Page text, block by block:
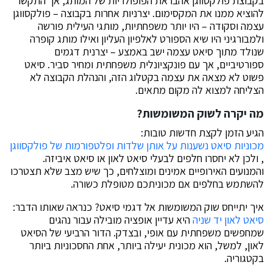
להוציא ממנו את המקסימום. יצרניות אחרות בקבוצה – פולקסווגן
עצמה וסקודה – היו יותר משפחתיות, מותגי העילית פורשה
ולמבורגיני היו שיא הספורט לאלפיון העליון ואילו מותג קופרה
שנולד מתוך סיאט עצמה ישב באמצע – יצרנית דגמים
ספורטיביים, אך עם פונקציונלית משפחתית ומחיר סביר. סיאט
פשוט לא מצאה את עצמה בקטלוג הזה, והנהלת הקבוצה לא
הצליחה למצוא לה מקום מתאים.
מה יקרה לשוק המשומשות?
הגיע הזמן לקצת חדשות טובות:
מכוניות סיאט נשענות על אותן שלדות ופלטפורמות של פולקסווגן
, ולכן לא יחסרו חלפים לבעלי סיאט לאון או סיאט איביזה.
והמנועים האירופיים אמינים ומוצלחים, כך שיש מצב שלא תצטרכו
להשתמש בחלפים אם מכוניתכם מטופלת כשורה.
איך יתייחס שוק המשומשות אל דגמי סיאט? כנראה שאותו הדבר:
סיאט לאון יד שניההיא עדיין אופציה מובילה עבור נהגים
שמחפשים משפחתית עם אופי, ובצדק. הדור הרביעי של הסיאט
לאון, למשל, הוא מכונית יעילה ביותר, אחת החסכוניות ביותר
בקטגוריה.